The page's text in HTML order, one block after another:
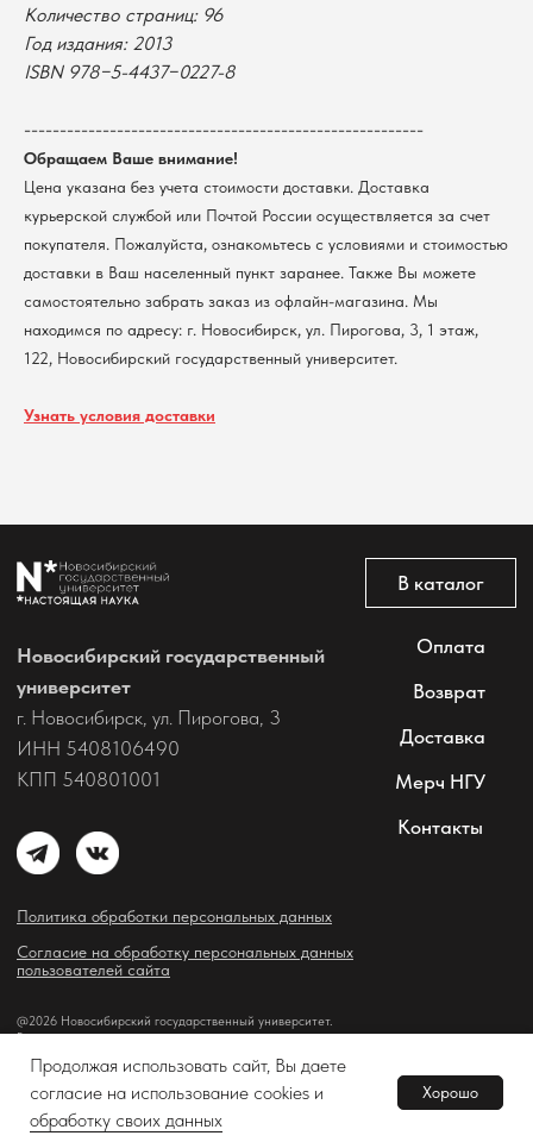
В корзину
Количество страниц: 96
Год издания: 2013
ISBN 978−5-4437−0227-8
--------------------------------------------------------
Обращаем Ваше внимание!
Цена указана без учета стоимости доставки. Доставка
курьерской службой или Почтой России осуществляется за счет
покупателя. Пожалуйста, ознакомьтесь с условиями и стоимостью
доставки в Ваш населенный пункт заранее. Также Вы можете
самостоятельно забрать заказ из офлайн-магазина. Мы
находимся по адресу: г. Новосибирск, ул. Пирогова, 3, 1 этаж,
122, Новосибирский государственный университет.
Узнать условия доставки
@2026 Новосибирский государственный университет.
Все права защищены
Политика обработки персональных данных
Согласие на обработку персональных данных
пользователей сайта
Новосибирский государственный
университет
г. Новосибирск, ул. Пирогова, 3
Продолжая использовать сайт, Вы даете
согласие на использование cookies и
обработку своих данных
Хорошо